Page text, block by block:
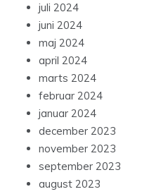
juli 2024
juni 2024
maj 2024
april 2024
marts 2024
februar 2024
januar 2024
december 2023
november 2023
september 2023
august 2023